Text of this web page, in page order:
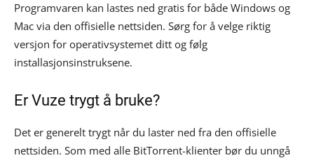
Programvaren kan lastes ned gratis for både Windows og
Mac via den offisielle nettsiden. Sørg for å velge riktig
versjon for operativsystemet ditt og følg
installasjonsinstruksene.
Er Vuze trygt å bruke?
Det er generelt trygt når du laster ned fra den offisielle
nettsiden. Som med alle BitTorrent-klienter bør du unngå